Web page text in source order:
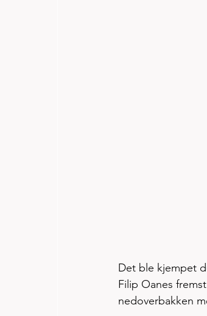
Det ble kjempet
Filip Oanes
nedoverbakken